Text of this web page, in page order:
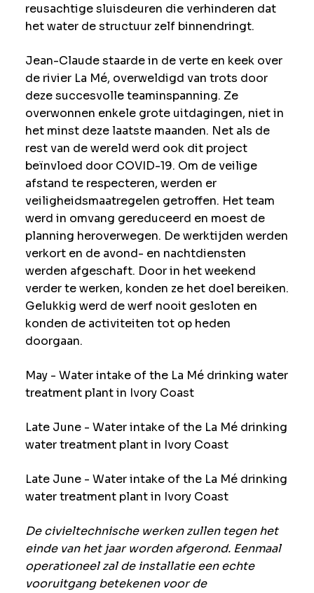
reusachtige sluisdeuren die verhinderen dat
het water de structuur zelf binnendringt.
Jean-Claude staarde in de verte en keek over
de rivier La Mé, overweldigd van trots door
deze succesvolle teaminspanning. Ze
overwonnen enkele grote uitdagingen, niet in
het minst deze laatste maanden. Net als de
rest van de wereld werd ook dit project
beïnvloed door COVID-19. Om de veilige
afstand te respecteren, werden er
veiligheidsmaatregelen getroffen. Het team
werd in omvang gereduceerd en moest de
planning heroverwegen. De werktijden werden
verkort en de avond- en nachtdiensten
werden afgeschaft. Door in het weekend
verder te werken, konden ze het doel bereiken.
Gelukkig werd de werf nooit gesloten en
konden de activiteiten tot op heden
doorgaan.
May - Water intake of the La Mé drinking water
treatment plant in Ivory Coast
Late June - Water intake of the La Mé drinking
water treatment plant in Ivory Coast
Late June - Water intake of the La Mé drinking
water treatment plant in Ivory Coast
De civieltechnische werken zullen tegen het
einde van het jaar worden afgerond. Eenmaal
operationeel zal de installatie een echte
vooruitgang betekenen voor de